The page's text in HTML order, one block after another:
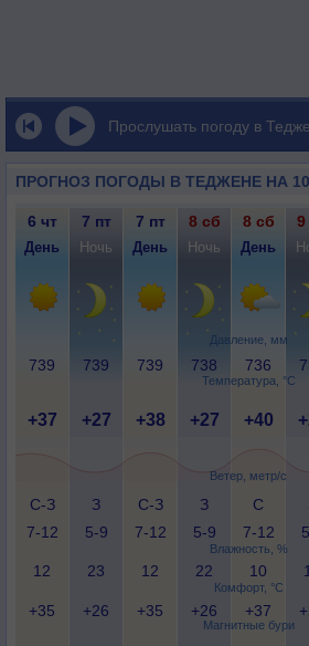
Прослушать погоду в
ПРОГНОЗ ПОГОДЫ В ТЕДЖЕНЕ НА
Давление, мм
Температура, °C
Ветер, метр/с
Влажность, %
Комфорт, °C
Магнитные бури
6 чт 7 пт 7 пт 8 сб 8 сб 9
День Ночь День Ночь День
739 739 739 738 736
+37 +27 +38 +27 +40
С-З
7-12
З
5-9
С-З
7-12
З
5-9
С
7-12
12 23 12 22 10
+35 +26 +35 +26 +37